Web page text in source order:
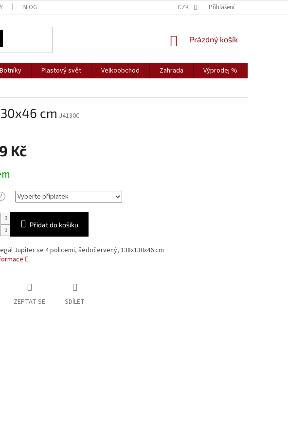
BLOG CZK Přihlášení
NÁKUPNÍ
Prázdný košík
Botníky Plastový svět Velkoobchod Zahrada Výprodej %
cm J4130C
Kč
?
Přidat do košíku
Jupiter se 4 policemi, šedočervený, 138x130x46 cm
ZEPTAT SE SDÍLET